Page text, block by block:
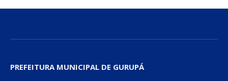
PREFEITURA MUNICIPAL DE GURUPÁ